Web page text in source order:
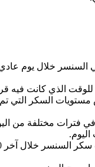
للوقت الذي كانت
فترات مختلفة من